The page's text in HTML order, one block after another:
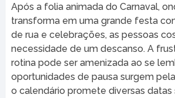
Após a folia animada do Carnaval,
transforma em uma grande festa
de rua e celebrações, as pessoas
necessidade de um descanso. A
rotina pode ser amenizada ao se
oportunidades de pausa surgem
o calendário promete diversas datas